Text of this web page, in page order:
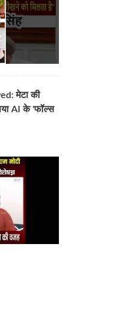
मेटा की
AI के 'फॉल्स